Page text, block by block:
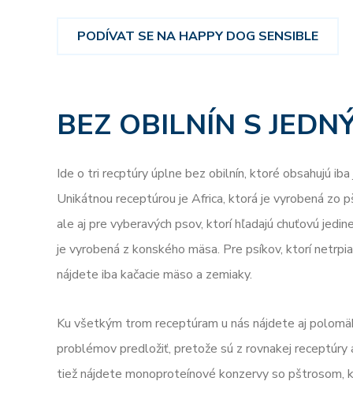
PODÍVAT SE NA HAPPY DOG SENSIBLE
BEZ OBILNÍN S
Ide o tri recptúry úplne bez obilnín, ktoré obsahujú
Unikátnou receptúrou je Africa, ktorá je vyrobená zo
ale aj pre vyberavých psov, ktorí hľadajú chuťovú
je vyrobená z konského mäsa. Pre psíkov, ktorí
nájdete iba kačacie mäso a zemiaky.
Ku všetkým trom receptúram u nás nájdete aj
problémov predložiť, pretože sú z rovnakej
tiež nájdete monoproteínové konzervy so pštrosom,